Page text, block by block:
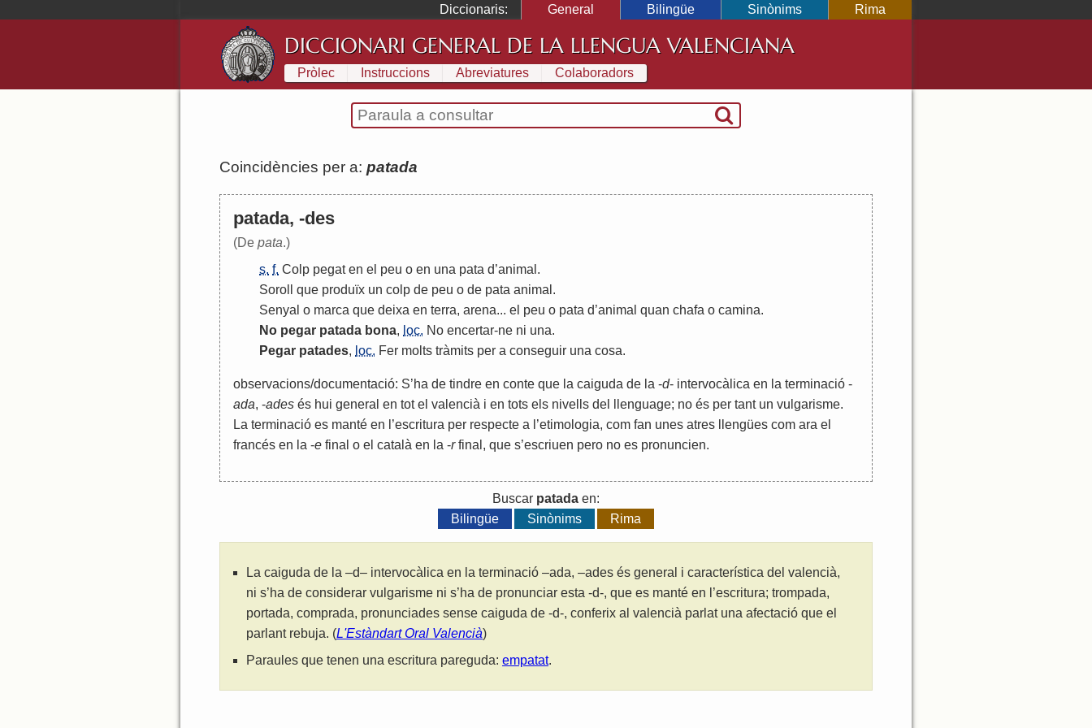
Diccionaris: General Bilingüe Sinònims Rima
DICCIONARI GENERAL DE LA LLENGUA VALENCIANA
Pròlec Instruccions Abreviatures Colaboradors
Coincidències per a: patada
patada, -des
(De pata.)
s. f. Colp pegat en el peu o en una pata d’animal .
Soroll
que produïx un colp de peu o de pata animal .
Senyal o marca que deixa en terra, arena... el peu o pata d’animal quan chafa o camina.
No pegar patada bona, loc. No encertar-ne ni una.
Pegar patades, loc. Fer molts tràmits per a conseguir una cosa.
observacions/documentació: S’ha de tindre en conte que la caiguda de la -d- intervocàlica en la terminació -
ada, -ades és hui general en tot el valencià i en tots els nivells del llenguage; no és per tant un vulgarisme.
La terminació es manté en l’escritura per respecte a l’etimologia, com fan unes atres llengües com ara el
francés en la -e final o el català en la -rfinal, que s’escriuen pero no es pronuncien.
Buscar patada en:
Bilingüe
Sinònims Rima
La caiguda de la –d– intervocàlica en la terminació –ada, –ades és general i característica del valencià,
ni s’ha de considerar vulgarisme ni s’ha de pronunciar esta -d-, que es manté en l’escritura; trompada,
portada, comprada, pronunciades sense caiguda de -d-, conferix al valencià parlat una afectació que el
parlant rebuja. (L'Estàndart Oral Valencià)
Paraules que tenen una escritura pareguda: empatat.